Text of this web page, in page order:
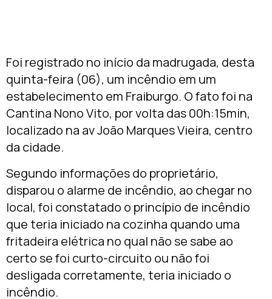
Foi registrado no início da madrugada, desta
quinta-feira (06), um incêndio em um
estabelecimento em Fraiburgo. O fato foi na
Cantina Nono Vito, por volta das 00h:15min,
localizado na av João Marques Vieira, centro
da cidade.
Segundo informações do proprietário,
disparou o alarme de incêndio, ao chegar no
local, foi constatado o princípio de incêndio
que teria iniciado na cozinha quando uma
fritadeira elétrica no qual não se sabe ao
certo se foi curto-circuito ou não foi
desligada corretamente, teria iniciado o
incêndio.